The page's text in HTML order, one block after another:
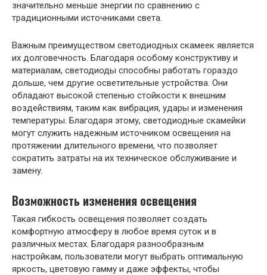
значительно меньше энергии по сравнению с
традиционными источниками света.
Важным преимуществом светодиодных скамеек является
их долговечность. Благодаря особому конструктиву и
материалам, светодиоды способны работать гораздо
дольше, чем другие осветительные устройства. Они
обладают высокой степенью стойкости к внешним
воздействиям, таким как вибрация, удары и изменения
температуры. Благодаря этому, светодиодные скамейки
могут служить надежным источником освещения на
протяжении длительного времени, что позволяет
сократить затраты на их техническое обслуживание и
замену.
Возможность изменения освещения
Такая гибкость освещения позволяет создать
комфортную атмосферу в любое время суток и в
различных местах. Благодаря разнообразным
настройкам, пользователи могут выбрать оптимальную
яркость, цветовую гамму и даже эффекты, чтобы